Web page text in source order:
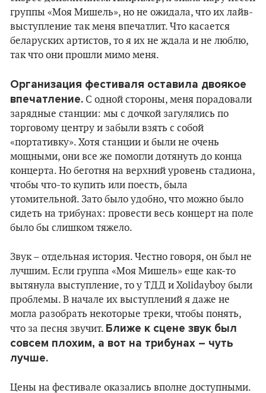
группы «Моя Мишель», но не ожидала, что их лайв-
выступление так меня впечатлит. Что касается
беларуских артистов, то я их не ждала и не люблю,
так что они прошли мимо меня.
Организация фестиваля оставила двоякое
впечатление. С одной стороны, меня порадовали
зарядные станции: мы с дочкой загулялись по
торговому центру и забыли взять с собой
«портативку». Хотя станции и были не очень
мощными, они все же помогли дотянуть до конца
концерта. Но беготня на верхний уровень стадиона,
чтобы что-то купить или поесть, была
утомительной. Зато было удобно, что можно было
сидеть на трибунах: провести весь концерт на поле
было бы слишком тяжело.
Звук – отдельная история. Честно говоря, он был не
лучшим. Если группа «Моя Мишель» еще как-то
вытянула выступление, то у ТДД и Xolidayboy были
проблемы. В начале их выступлений я даже не
могла разобрать некоторые треки, чтобы понять,
что за песня звучит. Ближе к сцене звук был
совсем плохим, а вот на трибунах – чуть
лучше.
Цены на фестивале оказались вполне доступными.